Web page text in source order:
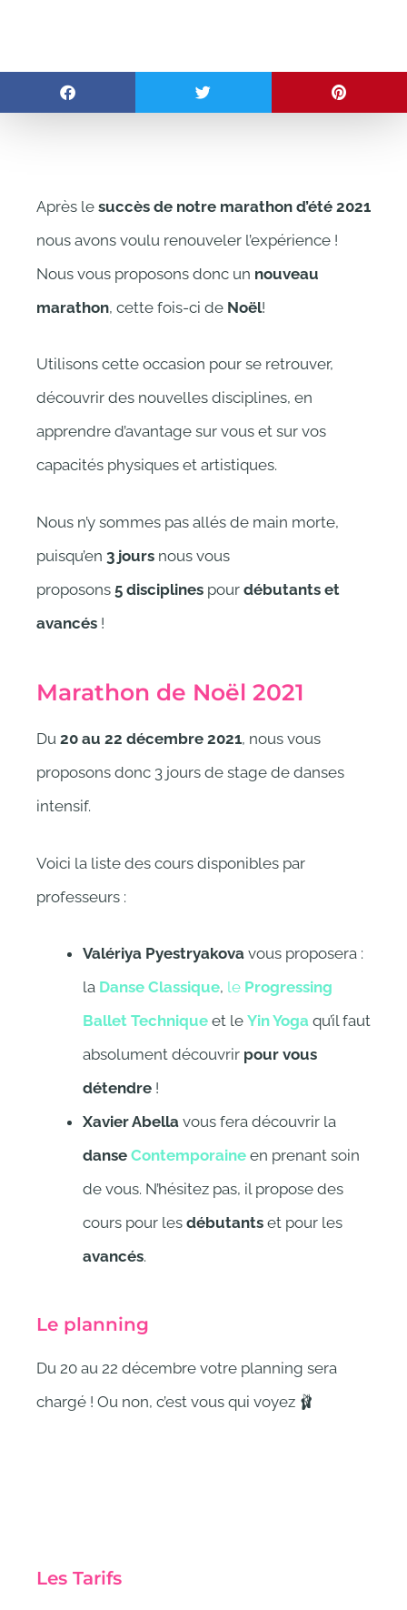
Après le succès de notre marathon d’été 2021
nous avons voulu renouveler l’expérience !
Nous vous proposons donc un nouveau
marathon, cette fois-ci de Noël!
Utilisons cette occasion pour se retrouver,
découvrir des nouvelles disciplines, en
apprendre d’avantage sur vous et sur vos
capacités physiques et artistiques.
Nous n’y sommes pas allés de main morte,
puisqu’en 3 jours nous vous
proposons 5 disciplines pour débutants et
avancés !
Marathon de Noël 2021
Du 20 au 22 décembre 2021, nous vous
proposons donc 3 jours de stage de danses
intensif.
Voici la liste des cours disponibles par
professeurs :
Valériya Pyestryakova vous proposera :
la Danse Classique, le Progressing
Ballet Technique et le Yin Yoga qu’il faut
absolument découvrir pour vous
détendre !
Xavier Abella vous fera découvrir la
danse Contemporaine en prenant soin
de vous. N’hésitez pas, il propose des
cours pour les débutants et pour les
avancés.
Le planning
Du 20 au 22 décembre votre planning sera
chargé ! Ou non, c’est vous qui voyez 🩰
Les Tarifs